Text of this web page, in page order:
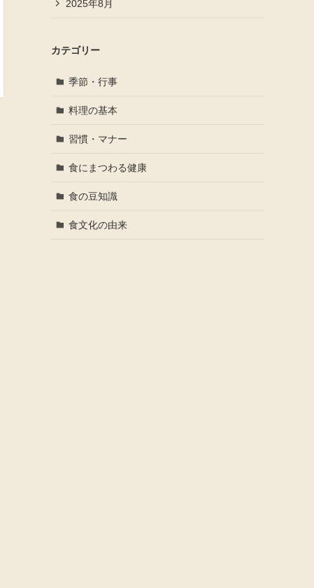
2025年8月
カテゴリー
季節・行事
料理の基本
習慣・マナー
食にまつわる健康
食の豆知識
食文化の由来